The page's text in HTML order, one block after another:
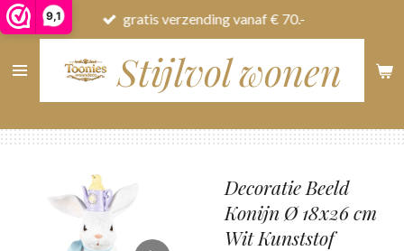
9,1
Ga
direct
naar
Stijlvol wonen
gratis verzending vanaf € 70.-
Decoratie Beeld
Konijn Ø 18x26 cm
Wit Kunststof